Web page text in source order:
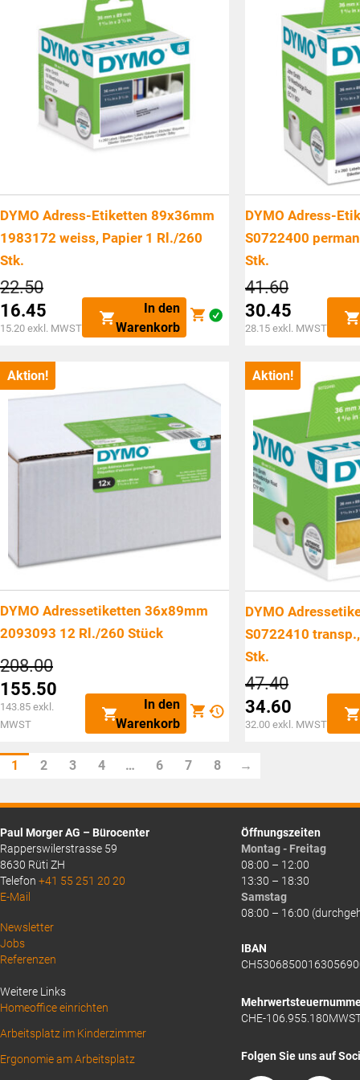
DYMO Adress-Etiketten 89x36mm
1983172 weiss, Papier 1 Rl./260
Stk.
22.50Ursprünglicher
Preis
war:
CHF22.50
16.45
Aktueller
ist:
CHF16.45.
15.20 exkl. MWST
In den
Warenkorb
DYMO Adress-
S0722400
Stk.
41.60
Preis
war:
30.45
Aktueller
ist:
CHF30.45.
28.15 exkl. MWST
Aktion!
DYMO Adressetiketten 36x89mm
2093093 12 Rl./260 Stück
208.00Ursprünglicher
Preis
war:
CHF208.00
155.50
Aktueller
Preis
CHF155.50.
143.85 exkl.
MWST
In den
Warenkorb
Aktion!
DYMO
S0722410
Stk.
47.40
Preis
war:
34.60
Aktueller
CHF34.60.
32.00 exkl. MWST
1 2 3 4 … 6 7 8 →
Paul Morger AG – Bürocenter
Rapperswilerstrasse 59
8630 Rüti ZH
Telefon +41 55 251 20 20
E-Mail
Above
Footer
Newsletter
Jobs
Referenzen
Weitere Links
Homeoffice einrichten
Arbeitsplatz im Kinderzimmer
Ergonomie am Arbeitsplatz
Öffnungszeiten
Montag - Freitag
08:00 – 12:00
13:30 – 18:30
Samstag
08:00 – 16:00
IBAN
CHE-
Folgen Sie uns auf